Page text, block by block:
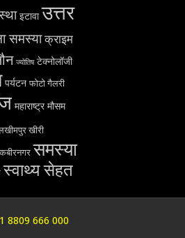
इटावा उत्तर
समस्याक्राइम
ज्योतिष टेक्नोलॉजी
पर्यटन फोटो गैलरी
महाराष्ट्र मौसम
खीरी
समस्या
स्वाथ्य सेहत
8809 666 000